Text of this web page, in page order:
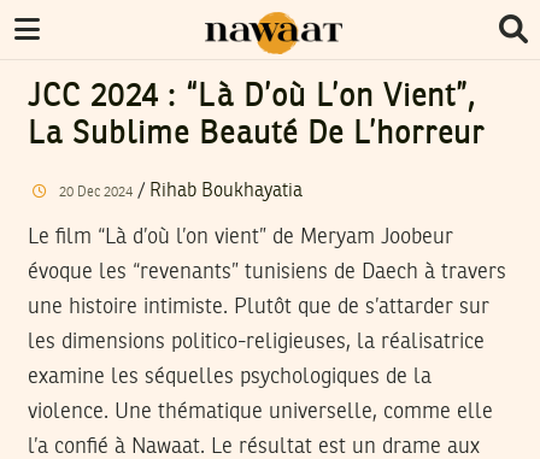
JCC 2024 : “Là D’où L’on Vient”,
La Sublime Beauté De L’horreur
20 Dec 2024/ Rihab Boukhayatia
Le film “Là d’où l’on vient” de Meryam Joobeur
évoque les “revenants” tunisiens de Daech à travers
une histoire intimiste. Plutôt que de s’attarder sur
les dimensions politico-religieuses, la réalisatrice
examine les séquelles psychologiques de la
violence. Une thématique universelle, comme elle
l’a confié à Nawaat. Le résultat est un drame aux